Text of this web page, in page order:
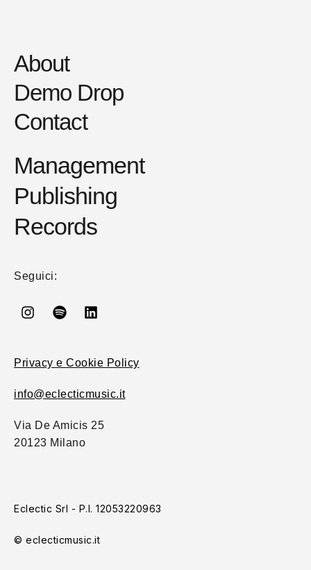
About
Demo Drop
Contact
Management
Publishing
Records
Seguici:
Privacy e Cookie Policy
info@eclecticmusic.it
Via De Amicis 25
20123 Milano
Eclectic Srl - P.I. 12053220963
© eclecticmusic.it